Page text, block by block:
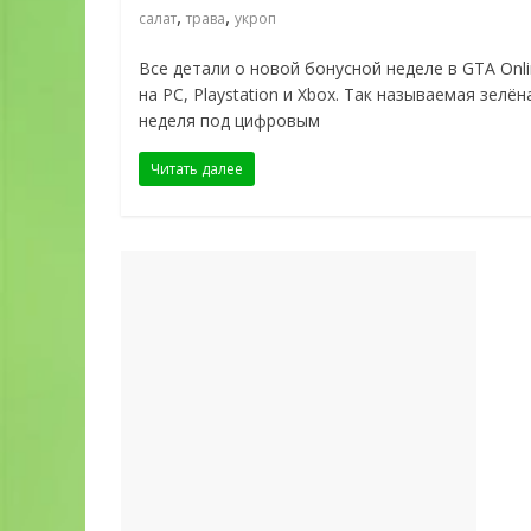
салат, трава, укроп
Все детали о новой бонусной неделе в GTA
на PC, Playstation и Xbox. Так называемая
неделя под цифровым
Читать далее